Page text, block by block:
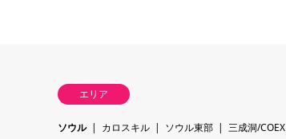
エリア
ソウル カロスキル ソウル東部 三成洞/COEX